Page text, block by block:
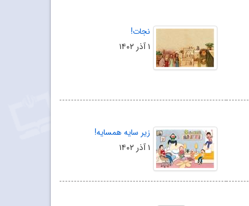
نجات!
۱ آذر ۱۴۰۲
زیر سایه همسایه!
۱ آذر ۱۴۰۲